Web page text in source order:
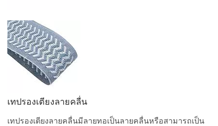
เทปรองเตียงลายคลื่น
เทปรองเตียงลายคลื่นมีลายทอเป็นลายคลื่นหรือสามารถเป็น